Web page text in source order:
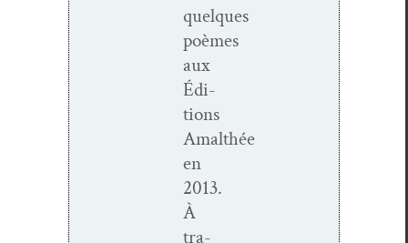
quelques
poèmes
aux
Édi­
tions
Amalthée
en
2013.
À
tra­